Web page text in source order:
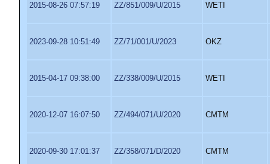
2015-08-26 07:57:19 ZZ/851/009/U/2015 WETI
2023-09-28 10:51:49 ZZ/71/001/U/2023 OKZ
2015-04-17 09:38:00 ZZ/338/009/U/2015 WETI
2020-12-07 16:07:50 ZZ/494/071/U/2020 CMTM
2020-09-30 17:01:37 ZZ/358/071/D/2020 CMTM